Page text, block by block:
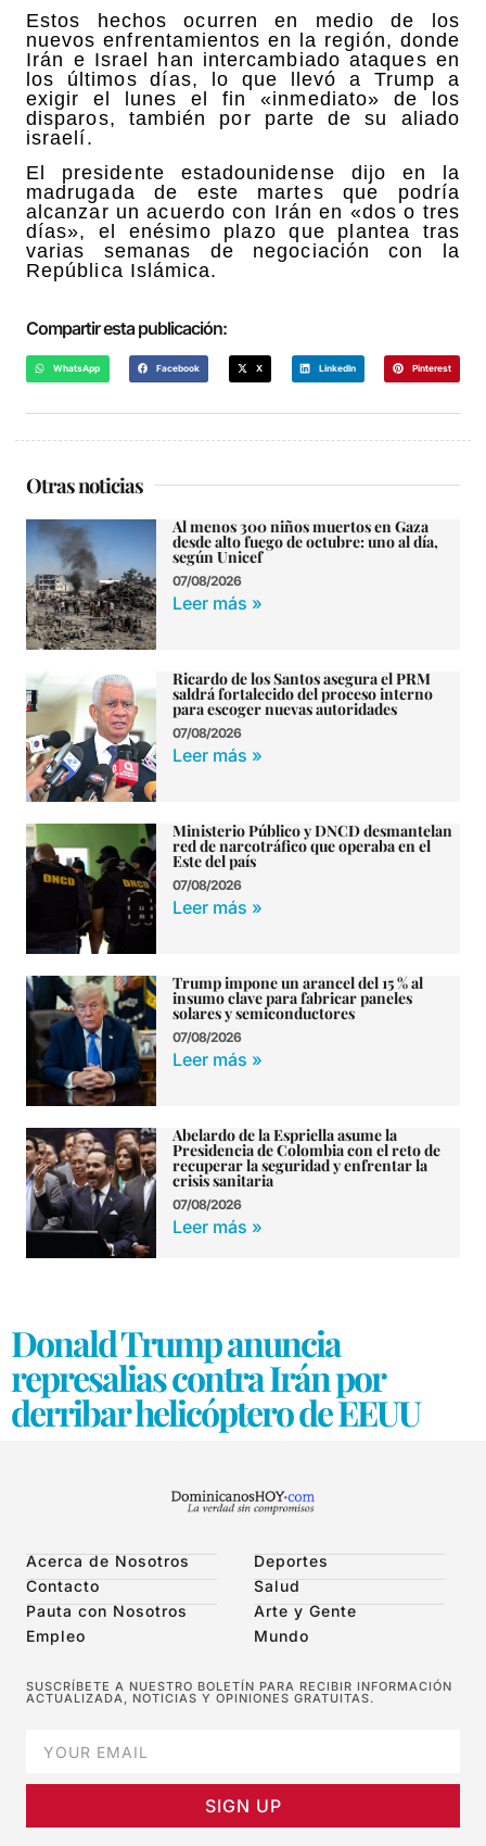
Estos hechos ocurren en medio de los
nuevos enfrentamientos en la región, donde
Irán e Israel han intercambiado ataques en
los últimos días, lo que llevó a Trump a
exigir el lunes el fin «inmediato» de los
disparos, también por parte de su aliado
israelí.
El presidente estadounidense dijo en la
madrugada de este martes que podría
alcanzar un acuerdo con Irán en «dos o tres
días», el enésimo plazo que plantea tras
varias semanas de negociación con la
República Islámica.
Compartir esta publicación:
WhatsApp Facebook X LinkedIn Pinterest
Otras noticias
Al menos 300 niños muertos en Gaza
desde alto fuego de octubre: uno al día,
según Unicef
07/08/2026
Leer más »
Ricardo de los Santos asegura el PRM
saldrá fortalecido del proceso interno
para escoger nuevas autoridades
07/08/2026
Leer más »
Ministerio Público y DNCD desmantelan
red de narcotráfico que operaba en el
Este del país
07/08/2026
Leer más »
Trump impone un arancel del 15 % al
insumo clave para fabricar paneles
solares y semiconductores
07/08/2026
Leer más »
Abelardo de la Espriella asume la
Presidencia de Colombia con el reto de
recuperar la seguridad y enfrentar la
crisis sanitaria
07/08/2026
Leer más »
Donald Trump anuncia
represalias contra Irán por
derribar helicóptero de EEUU
Acerca de Nosotros
Contacto
Pauta con Nosotros
Empleo
Deportes
Salud
Arte y Gente
Mundo
SUSCRÍBETE A NUESTRO BOLETÍN PARA RECIBIR INFORMACIÓN
ACTUALIZADA, NOTICIAS Y OPINIONES GRATUITAS.
SIGN UP